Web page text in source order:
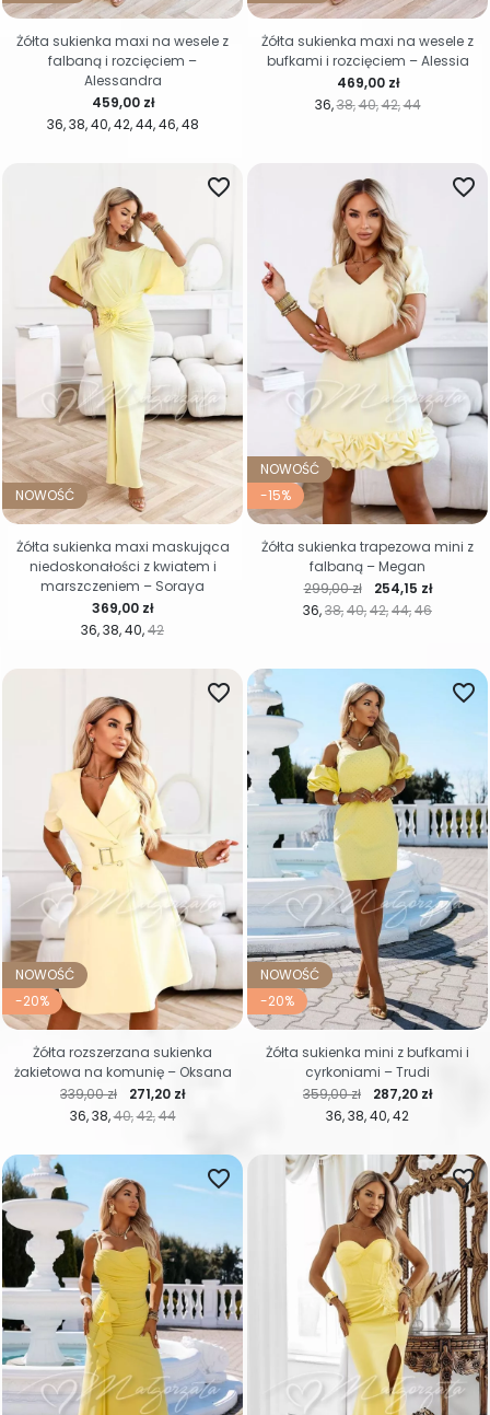
36 38 40 42 44 46 48
Cena
459,00 zł
Żółta sukienka maxi na wesele z
falbaną i rozcięciem –
Alessandra
36 38 40 42 44
Cena
469,00 zł
Żółta sukienka maxi na wesele z
bufkami i rozcięciem – Alessia
NOWOŚĆ
36 38 40 42
favorite_border
Cena
369,00 zł
Żółta sukienka maxi maskująca
niedoskonałości z kwiatem i
marszczeniem – Soraya
NOWOŚĆ
-15%
36 38 40 42 44 46
favorite_border
Cena regularna
299,00 zł Cena
254,15 zł
Żółta sukienka trapezowa mini z
falbaną – Megan
NOWOŚĆ
-20%
36 38 40 42 44
favorite_border
Cena regularna
339,00 zł Cena
271,20 zł
Żółta rozszerzana sukienka
żakietowa na komunię – Oksana
NOWOŚĆ
-20%
36 38 40 42
favorite_border
Cena regularna
359,00 zł Cena
287,20 zł
Żółta sukienka mini z bufkami i
cyrkoniami – Trudi
favorite_border favorite_border